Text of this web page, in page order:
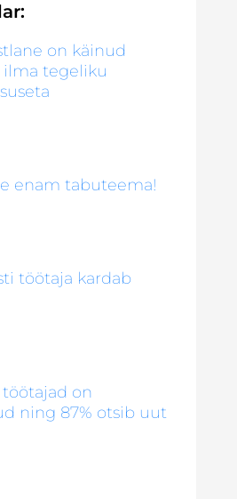
on käinud
tegeliku
enam tabuteema!
töötaja kardab
on
ning 87% otsib uut